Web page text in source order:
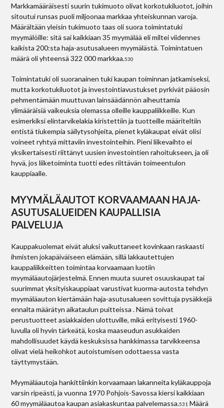
Markkamääräisesti suurin tukimuoto olivat korkotukiluotot, joihin
sitoutui runsas puoli miljoonaa markkaa yhteiskunnan varoja.
Määrältään yleisin tukimuoto taas oli suora toimintatuki
myymälöille: sitä sai kaikkiaan 35 myymälää eli miltei viidennes
kaikista 200:sta haja-asutusalueen myymälästä. Toimintatuen
määrä oli yhteensä 322 000 markkaa.530
Toimintatuki oli suoranainen tuki kaupan toiminnan jatkamiseksi,
mutta korkotukiluotot ja investointiavustukset pyrkivät pääosin
pehmentämään muuttuvan lainsäädännön aiheuttamia
ylimääräisiä vaikeuksia olemassa olleille kauppaliikkeille. Kun
esimerkiksi elintarvikelakia kiristettiin ja tuotteille määriteltiin
entistä tiukempia säilytysohjeita, pienet kyläkaupat eivät olisi
voineet ryhtyä mittaviin investointeihin. Pieni liikevaihto ei
yksikertaisesti riittänyt uusien investointien rahoitukseen, ja oli
hyvä, jos liiketoiminta tuotti edes riittävän toimeentulon
kauppiaalle.
MYYMÄLÄAUTOT KORVAAMAAN HAJA-
ASUTUSALUEIDEN KAUPALLISIA
PALVELUJA
Kauppakuolemat eivät aluksi vaikuttaneet kovinkaan raskaasti
ihmisten jokapäiväiseen elämään, sillä lakkautettujen
kauppaliikkeitten toimintaa korvaamaan luotiin
myymäläautojärjestelmä. Ennen muuta suuret osuuskaupat tai
suurimmat yksityiskauppiaat varustivat kuorma-autosta tehdyn
myymäläauton kiertämään haja-asutusalueen sovittuja pysäkkejä
ennalta määrätyn aikataulun puitteissa . Nämä toivat
perustuotteet asiakkaiden ulottuville, mikä erityisesti 1960-
luvulla oli hyvin tärkeätä, koska maaseudun asukkaiden
mahdollisuudet käydä keskuksissa hankkimassa tarvikkeensa
olivat vielä heikohkot autoistumisen odottaessa vasta
täyttymystään.
Myymäläautoja hankittiinkin korvaamaan lakanneita kyläkauppoja
varsin ripeästi, ja vuonna 1970 Pohjois-Savossa kiersi kaikkiaan
60 myymäläautoa kaupan asiakaskuntaa palvelemassa.531 Määrä